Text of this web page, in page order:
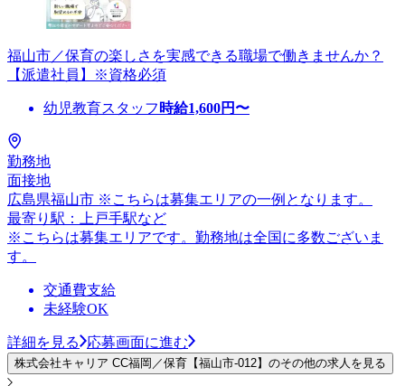
福山市／保育の楽しさを実感できる職場で働きませんか？
【派遣社員】※資格必須
幼児教育スタッフ 時給1,600円〜
勤務地
面接地
広島県福山市 ※こちらは募集エリアの一例となります。
最寄り駅：上戸手駅など
※こちらは募集エリアです。勤務地は全国に多数ございま
す。
交通費支給
未経験OK
詳細を見る 応募画面に進む
株式会社キャリア CC福岡／保育【福山市-012】のその他の求人を見る